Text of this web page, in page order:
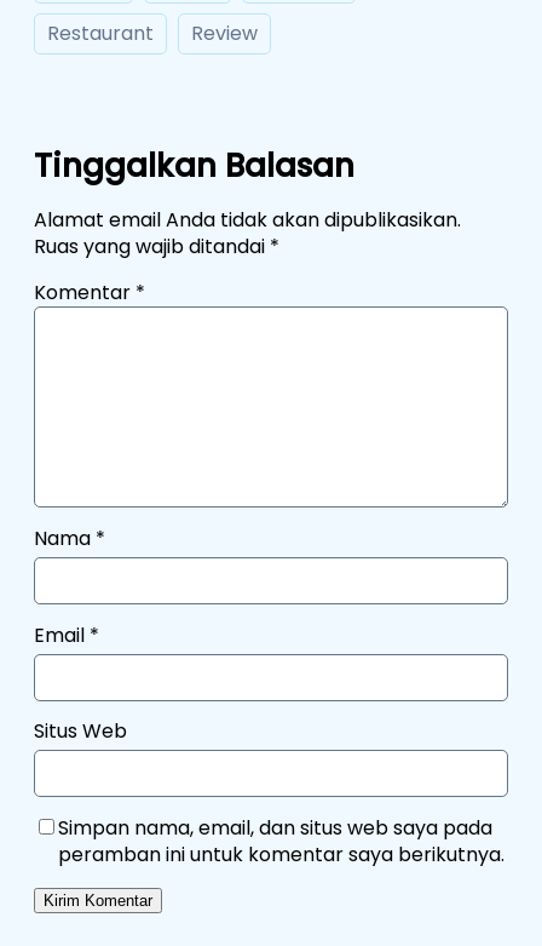
Restaurant
Review
Tinggalkan Balasan
Alamat email Anda tidak akan dipublikasikan.
Ruas yang wajib ditandai *
Komentar *
Nama *
Email *
Situs Web
Simpan nama, email, dan situs web saya pada
peramban ini untuk komentar saya berikutnya.